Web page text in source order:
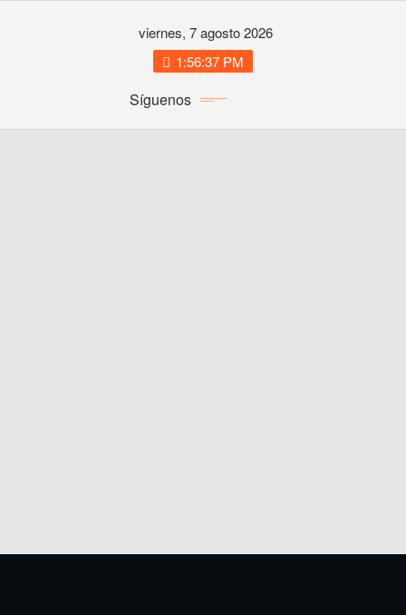
viernes, 7 agosto 2026
1:56:37 PM
Síguenos